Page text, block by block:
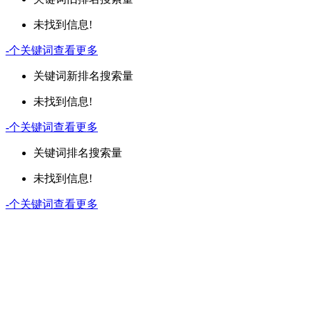
未找到信息!
-个关键词查看更多
关键词新排名搜索量
未找到信息!
-个关键词查看更多
关键词排名搜索量
未找到信息!
-个关键词查看更多